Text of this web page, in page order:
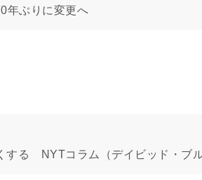
ぶりに変更へ
る NYTコラム（デイビッド・ブル